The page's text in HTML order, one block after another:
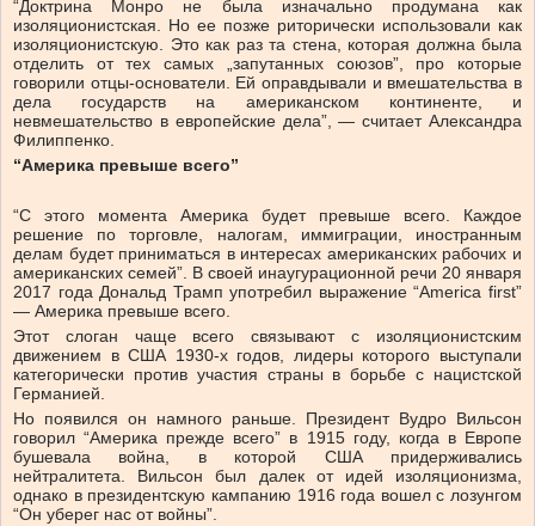
“Доктрина Монро не была изначально продумана как
изоляционистская. Но ее позже риторически использовали как
изоляционистскую. Это как раз та стена, которая должна была
отделить от тех самых „запутанных союзов”, про которые
говорили отцы-основатели. Ей оправдывали и вмешательства в
дела государств на американском континенте, и
невмешательство в европейские дела”, — считает Александра
Филиппенко.
“Америка превыше всего”
“С этого момента Америка будет превыше всего. Каждое
решение по торговле, налогам, иммиграции, иностранным
делам будет приниматься в интересах американских рабочих и
американских семей”. В своей инаугурационной речи 20 января
2017 года Дональд Трамп употребил выражение “America first”
— Америка превыше всего.
Этот слоган чаще всего связывают с изоляционистским
движением в США 1930-х годов, лидеры которого выступали
категорически против участия страны в борьбе с нацистской
Германией.
Но появился он намного раньше. Президент Вудро Вильсон
говорил “Америка прежде всего” в 1915 году, когда в Европе
бушевала война, в которой США придерживались
нейтралитета. Вильсон был далек от идей изоляционизма,
однако в президентскую кампанию 1916 года вошел с лозунгом
“Он уберег нас от войны”.